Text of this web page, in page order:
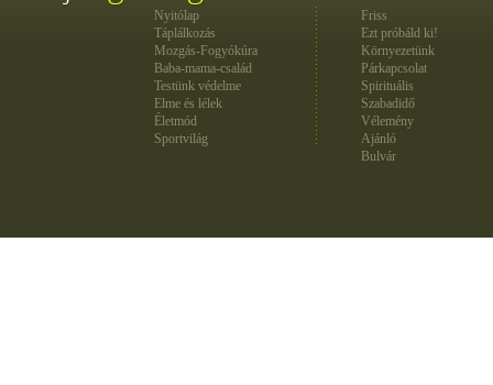
Nyitólap
Táplálkozás
Mozgás-Fogyókúra
Baba-mama-család
Testünk védelme
Elme és lélek
Életmód
Sportvilág
Friss
Ezt próbáld ki!
Környezetünk
Párkapcsolat
Spirituális
Szabadidő
Vélemény
Ajánló
Bulvár